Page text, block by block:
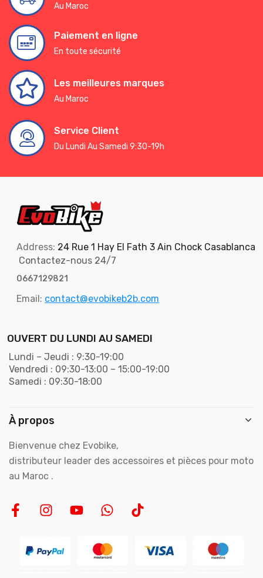
Au Maroc
Paiement en ligne
En toute sécurité
Les meilleures marques
Au Maroc
Service Client
Du Lundi Au Samedi 9:30-19h
Address: 24 Rue 1 Hay El Fath 3 Ain Chock Casablanca
Contactez-nous 24/7
0667129821
Email: contact@evobikeb2b.com
OUVERT DU LUNDI AU SAMEDI
Lundi – Jeudi : 9:30-19:00
Vendredi : 09:30-13:00 – 15:00-19:00
Samedi : 09:30-18:00
À propos
Bienvenue chez Evobike,
distributeur leader des accessoires et pièces pour moto
au Maroc .